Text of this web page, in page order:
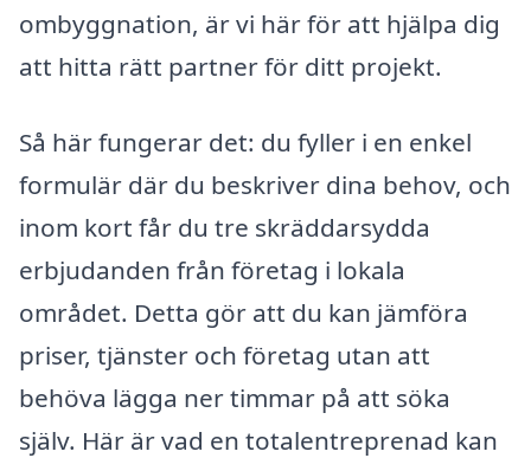
ombyggnation, är vi här för att hjälpa dig
att hitta rätt partner för ditt projekt.
Så här fungerar det: du fyller i en enkel
formulär där du beskriver dina behov, och
inom kort får du tre skräddarsydda
erbjudanden från företag i lokala
området. Detta gör att du kan jämföra
priser, tjänster och företag utan att
behöva lägga ner timmar på att söka
själv. Här är vad en totalentreprenad kan